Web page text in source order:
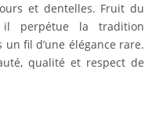
et dentelles. Fruit du
il perpétue la tradition
fil d’une élégance rare.
qualité et respect de